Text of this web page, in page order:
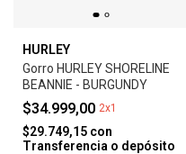
HURLEY
Gorro HURLEY SHORELINE
BEANNIE - BURGUNDY
$34.999,00 2x1
$29.749,15 con
Transferencia o depósito